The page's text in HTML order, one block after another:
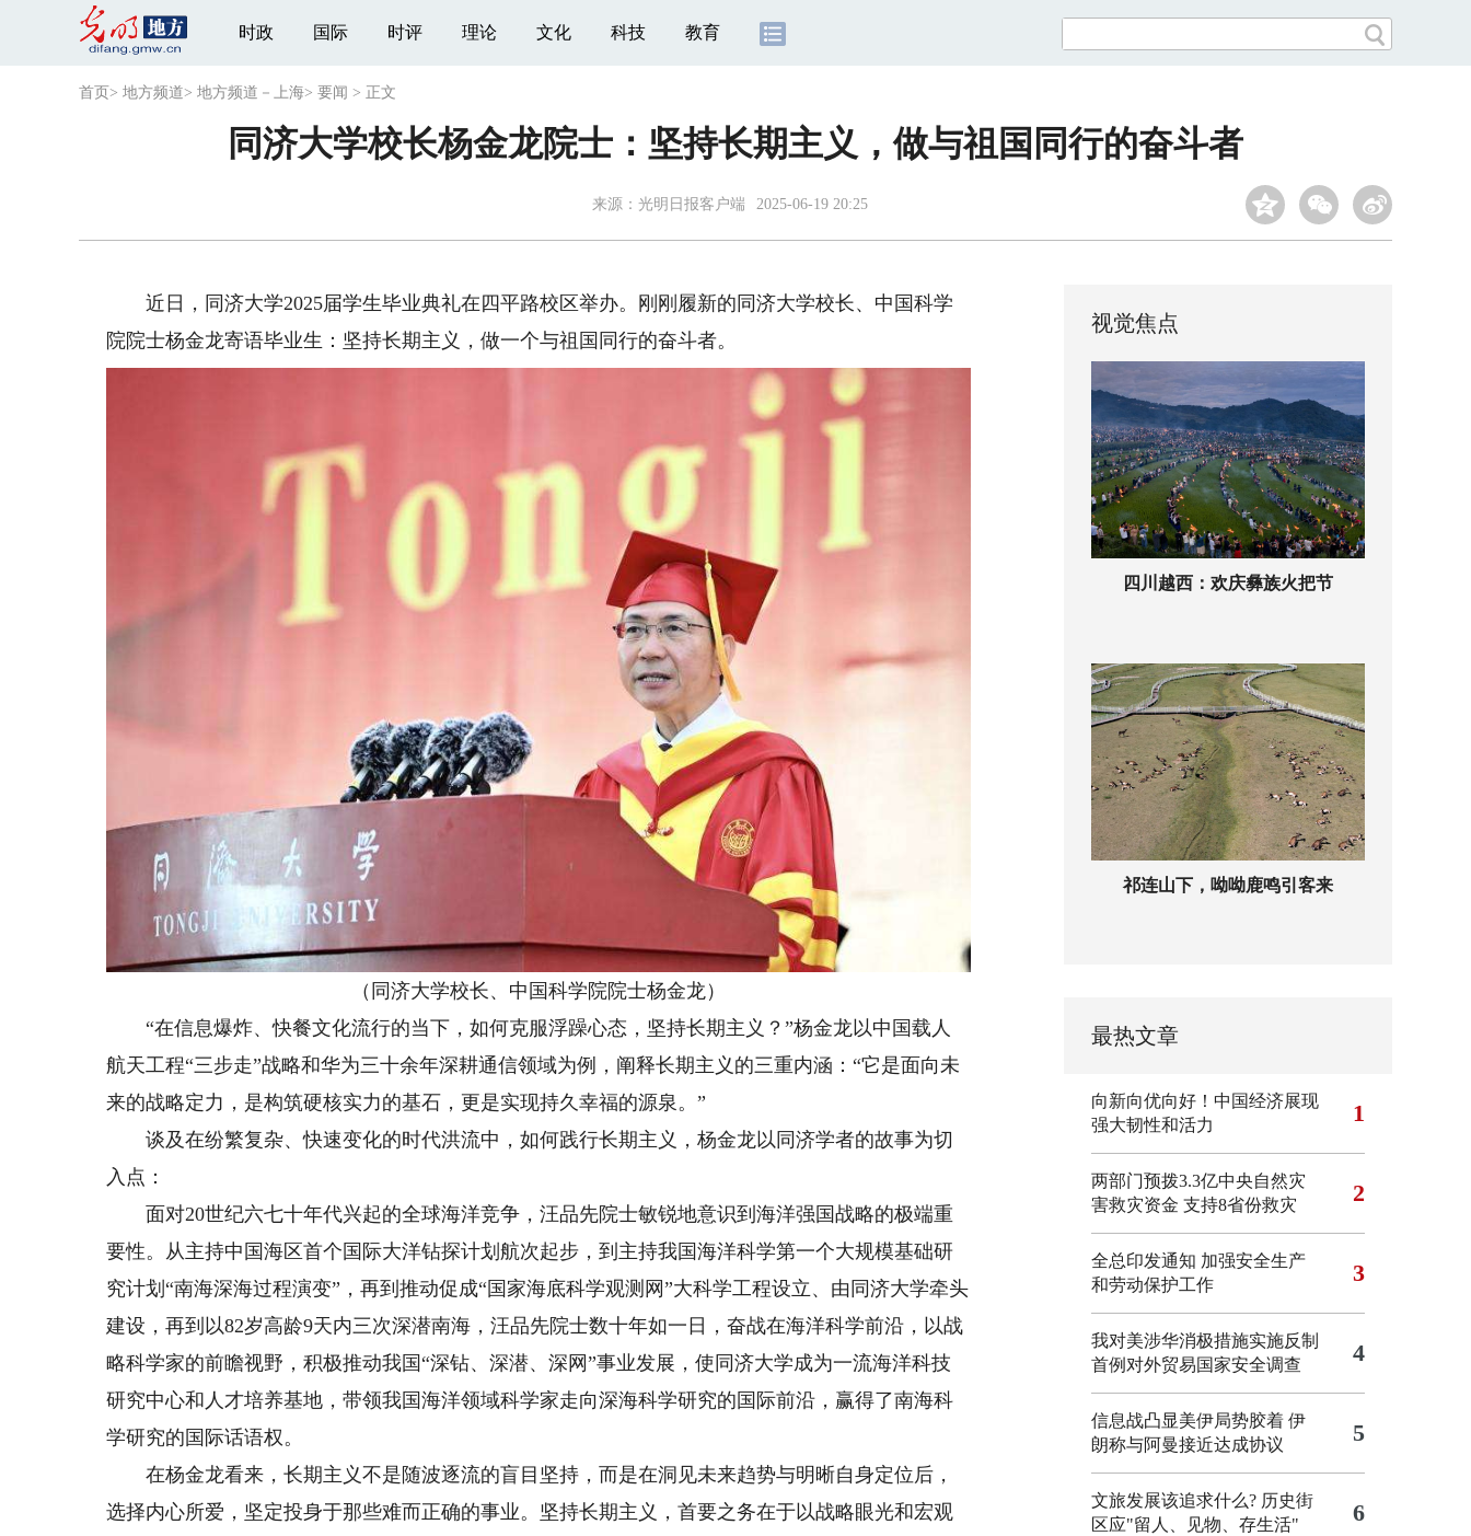
时政 国际 时评 理论 文化 科技 教育
首页 > 地方频道> 地方频道－上海> 要闻 > 正文
同济大学校长杨金龙院士：坚持长期主义，做与祖国同行的奋斗者
来源： 光明日报客户端 2025-06-19 20:25
近日，同济大学2025届学生毕业典礼在四平路校区举办。刚刚履新的同济大学校长、中国科学
院院士杨金龙寄语毕业生：坚持长期主义，做一个与祖国同行的奋斗者。
（同济大学校长、中国科学院院士杨金龙）
“在信息爆炸、快餐文化流行的当下，如何克服浮躁心态，坚持长期主义？”杨金龙以中国载人
航天工程“三步走”战略和华为三十余年深耕通信领域为例，阐释长期主义的三重内涵：“它是面向未
来的战略定力，是构筑硬核实力的基石，更是实现持久幸福的源泉。”
谈及在纷繁复杂、快速变化的时代洪流中，如何践行长期主义，杨金龙以同济学者的故事为切
入点：
面对20世纪六七十年代兴起的全球海洋竞争，汪品先院士敏锐地意识到海洋强国战略的极端重
要性。从主持中国海区首个国际大洋钻探计划航次起步，到主持我国海洋科学第一个大规模基础研
究计划“南海深海过程演变”，再到推动促成“国家海底科学观测网”大科学工程设立、由同济大学牵头
建设，再到以82岁高龄9天内三次深潜南海，汪品先院士数十年如一日，奋战在海洋科学前沿，以战
略科学家的前瞻视野，积极推动我国“深钻、深潜、深网”事业发展，使同济大学成为一流海洋科技
研究中心和人才培养基地，带领我国海洋领域科学家走向深海科学研究的国际前沿，赢得了南海科
学研究的国际话语权。
在杨金龙看来，长期主义不是随波逐流的盲目坚持，而是在洞见未来趋势与明晰自身定位后，
选择内心所爱，坚定投身于那些难而正确的事业。坚持长期主义，首要之务在于以战略眼光和宏观
视觉焦点
四川越西：欢庆彝族火把节
祁连山下，呦呦鹿鸣引客来
最热文章
向新向优向好！中国经济展现
强大韧性和活力
1
两部门预拨3.3亿中央自然灾
害救灾资金 支持8省份救灾
2
全总印发通知 加强安全生产
和劳动保护工作
3
我对美涉华消极措施实施反制
首例对外贸易国家安全调查
4
信息战凸显美伊局势胶着 伊
朗称与阿曼接近达成协议
5
文旅发展该追求什么? 历史街
区应"留人、见物、存生活"
6